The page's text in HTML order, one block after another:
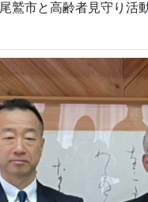
鷲市と高齢者見守り活